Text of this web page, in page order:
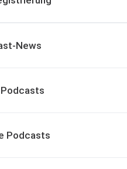
News
Podcasts